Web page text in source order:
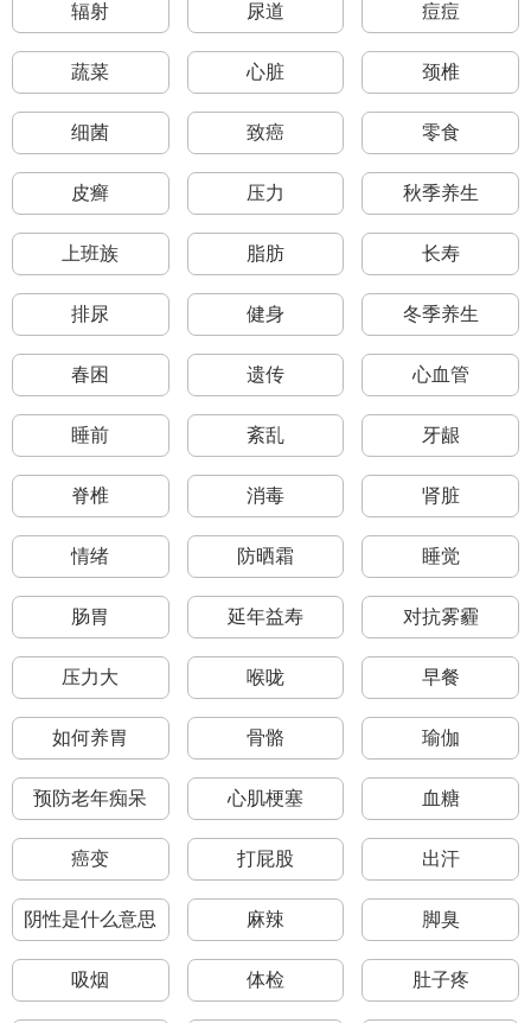
辐射 尿道 痘痘
蔬菜 心脏 颈椎
细菌 致癌 零食
皮癣 压力 秋季养生
上班族 脂肪 长寿
排尿 健身 冬季养生
春困 遗传 心血管
睡前 紊乱 牙龈
脊椎 消毒 肾脏
情绪 防晒霜 睡觉
肠胃 延年益寿 对抗雾霾
压力大 喉咙 早餐
如何养胃 骨骼 瑜伽
预防老年痴呆 心肌梗塞 血糖
癌变 打屁股 出汗
阴性是什么意思 麻辣 脚臭
吸烟 体检 肚子疼